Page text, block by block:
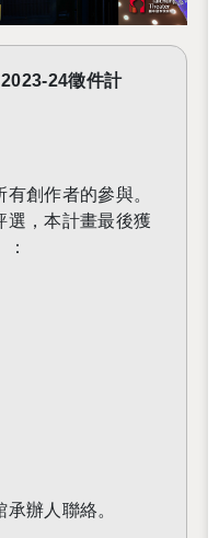
24徵件計
創作者的參與。
選，本計畫最後獲
辦人聯絡。